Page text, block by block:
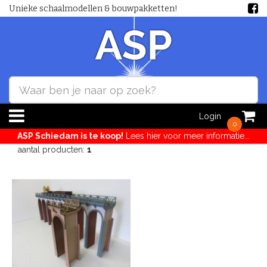
Unieke schaalmodellen & bouwpakketten!
0
Login
ASP Schiedam is te koop! Lees hier voor meer informatie...
aantal producten: 1